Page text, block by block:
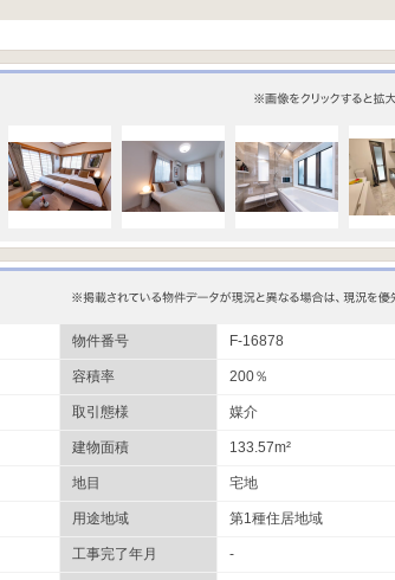
物件番号 F-16878
容積率 200％
取引態様 媒介
建物面積 133.57m²
地目 宅地
用途地域 第1種住居地域
工事完了年月 -